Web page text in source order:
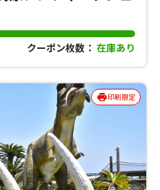
クーポン枚数： 在庫あり
印刷限定